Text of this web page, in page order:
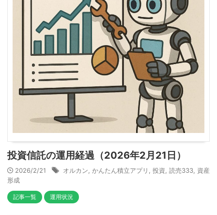
投資信託の運用経過（2026年2月21日）
2026/2/21 オルカン かんたん積立アプリ 投資 読売333 資産
形成
記事一覧 運用状況